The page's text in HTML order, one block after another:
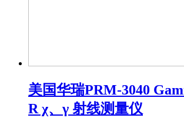
美国华瑞PRM-3040
R χ、γ 射线测量仪